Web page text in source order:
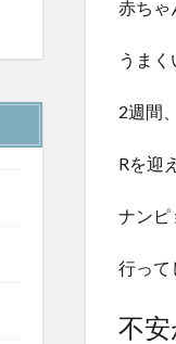
赤ちゃ
うま
2週間
Rを迎
ナンピ
行って
不